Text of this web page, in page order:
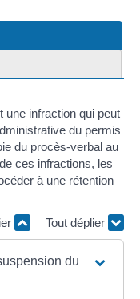
une infraction qui peut
du permis
du procès-verbal au
ces infractions, les
à une rétention
Tout déplier
du